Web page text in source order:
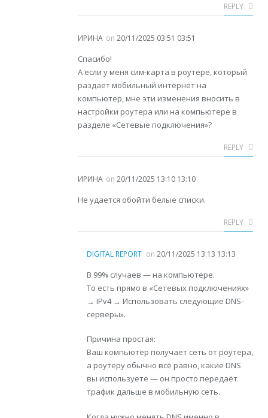
REPLY
ИРИНА on 20/11/2025 03:51 03:51
Спасибо!
А если у меня сим-карта в роутере, который
раздает мобильный интернет на
компьютер, мне эти изменения вносить в
настройки роутера или на компьютере в
разделе «Сетевые подключения»?
REPLY
ИРИНА on 20/11/2025 13:10 13:10
Не удается обойти белые списки.
REPLY
DIGITAL REPORT on 20/11/2025 13:13 13:13
В 99% случаев — на компьютере.
То есть прямо в «Сетевых подключениях»
→ IPv4 → Использовать следующие DNS-
серверы».
Причина простая:
Ваш компьютер получает сеть от роутера,
а роутеру обычно всё равно, какие DNS
вы используете — он просто передаёт
трафик дальше в мобильную сеть.